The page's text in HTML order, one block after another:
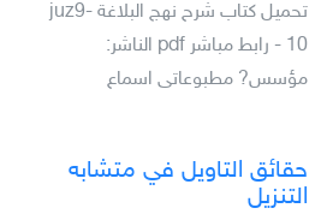
تحميل كتاب شرح نهج البلاغة juz9-
10 - رابط مباشر pdf الناشر:
مؤسس? مطبوعاتى اسماع
حقائق التاويل في متشابه
التنزيل